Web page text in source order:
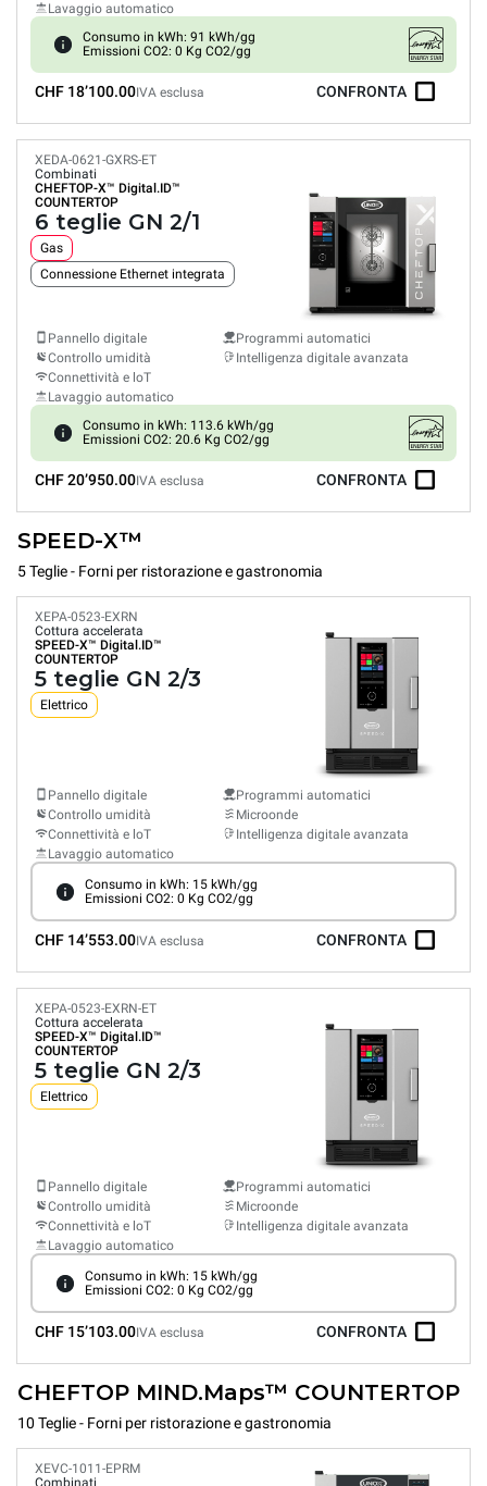
Lavaggio automatico
Consumo in kWh: 91 kWh/gg
Emissioni CO2: 0 Kg CO2/gg
CHF 18’100.00IVA esclusa CONFRONTA
XEDA-0621-GXRS-ET
Combinati
CHEFTOP-X™ Digital.ID™
COUNTERTOP
6 teglie GN 2/1
Gas
Connessione Ethernet integrata
Pannello digitale
Controllo umidità
Connettività e loT
Lavaggio automatico
Programmi automatici
Intelligenza digitale avanzata
Consumo in kWh: 113.6 kWh/gg
Emissioni CO2: 20.6 Kg CO2/gg
CHF 20’950.00IVA esclusa CONFRONTA
SPEED-X™
5 Teglie - Forni per ristorazione e gastronomia
XEPA-0523-EXRN
Cottura accelerata
SPEED-X™ Digital.ID™
COUNTERTOP
5 teglie GN 2/3
Elettrico
Pannello digitale
Controllo umidità
Connettività e loT
Lavaggio automatico
Programmi automatici
Microonde
Intelligenza digitale avanzata
Consumo in kWh: 15 kWh/gg
Emissioni CO2: 0 Kg CO2/gg
CHF 14’553.00IVA esclusa CONFRONTA
XEPA-0523-EXRN-ET
Cottura accelerata
SPEED-X™ Digital.ID™
COUNTERTOP
5 teglie GN 2/3
Elettrico
Pannello digitale
Controllo umidità
Connettività e loT
Lavaggio automatico
Programmi automatici
Microonde
Intelligenza digitale avanzata
Consumo in kWh: 15 kWh/gg
Emissioni CO2: 0 Kg CO2/gg
CHF 15’103.00IVA esclusa CONFRONTA
CHEFTOP MIND.Maps™ COUNTERTOP
10 Teglie - Forni per ristorazione e gastronomia
XEVC-1011-EPRM
Combinati